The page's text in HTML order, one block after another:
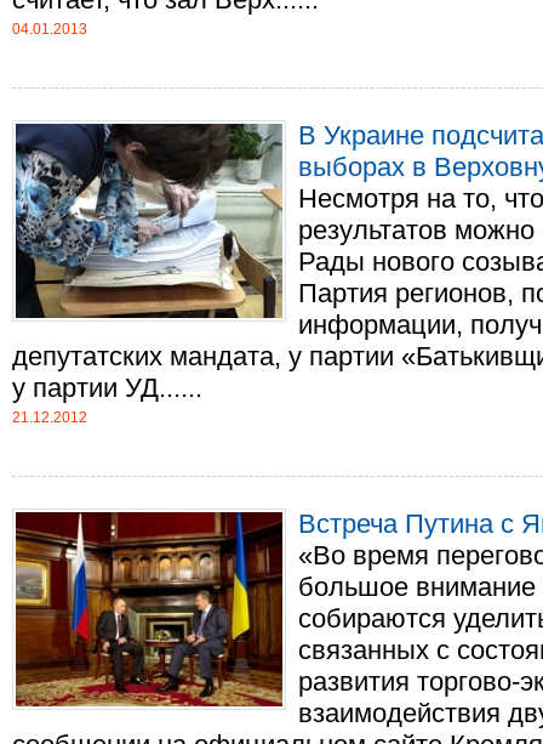
04.01.2013
В Украине
выборах в
Несмотря на то,
результатов
Рады нового
Партия регионов,
информации,
депутатских мандата, у партии
у партии УД......
21.12.2012
Встреча Путина с
«Во время
большое внимание
собираются
связанных с
развития торгово-
взаимодействия